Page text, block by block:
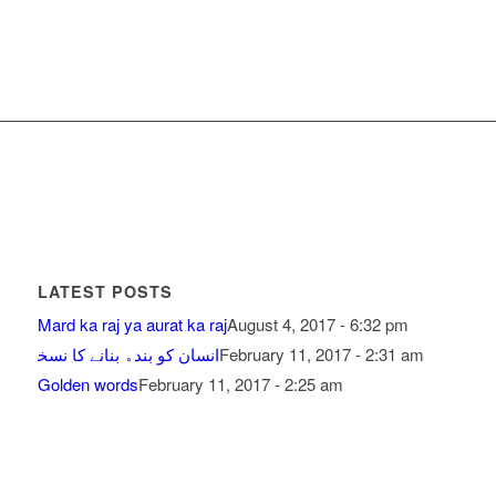
LATEST POSTS
Mard ka raj ya aurat ka rajAugust 4, 2017 - 6:32 pm
ﺍﻧﺴﺎﻥ ﮐﻮ ﺑﻨﺪﮦ ﺑﻨﺎﻧﮯ ﮐﺎ ﻧﺴﺨFebruary 11, 2017 - 2:31 am
Golden wordsFebruary 11, 2017 - 2:25 am